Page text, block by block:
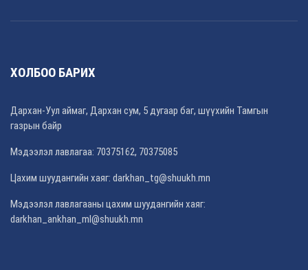
ХОЛБОО БАРИХ
Дархан-Уул аймаг, Дархан сум, 5 дугаар баг, шүүхийн Тамгын
газрын байр
Мэдээлэл лавлагаа: 70375162, 70375085
Цахим шуудангийн хаяг: darkhan_tg@shuukh.mn
Мэдээлэл лавлагааны цахим шуудангийн хаяг:
darkhan_ankhan_ml@shuukh.mn